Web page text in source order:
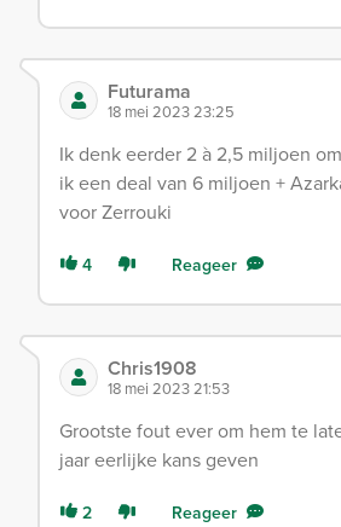
Futurama
18 mei 2023 23:25
Ik denk eerder 2 à 2,5 miljoen
ik een deal van 6 miljoen +
voor Zerrouki
4 Reageer
Chris1908
18 mei 2023 21:53
Grootste fout ever om hem te
jaar eerlijke kans geven
2 Reageer